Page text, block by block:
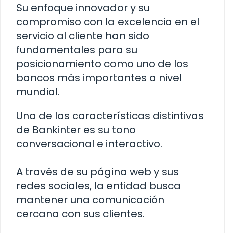
Su enfoque innovador y su
compromiso con la excelencia en el
servicio al cliente han sido
fundamentales para su
posicionamiento como uno de los
bancos más importantes a nivel
mundial.
Una de las características distintivas
de Bankinter es su tono
conversacional e interactivo.
A través de su página web y sus
redes sociales, la entidad busca
mantener una comunicación
cercana con sus clientes.